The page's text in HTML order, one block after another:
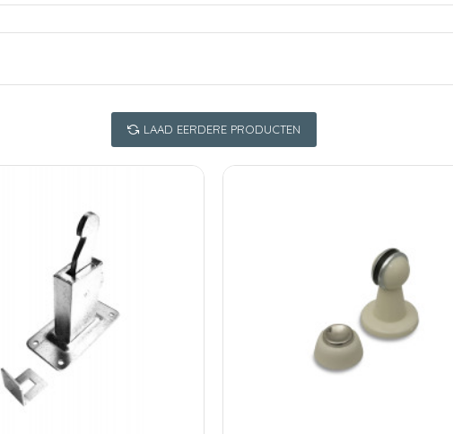
LAAD EERDERE PRODUCTEN